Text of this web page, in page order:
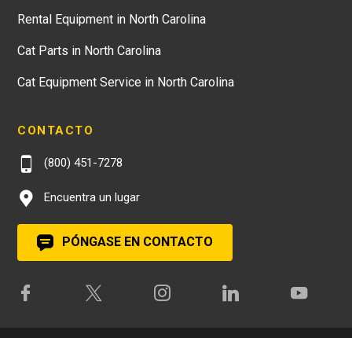
Rental Equipment in North Carolina
Cat Parts in North Carolina
Cat Equipment Service in North Carolina
CONTACTO
(800) 451-7278
Encuentra un lugar
PÓNGASE EN CONTACTO